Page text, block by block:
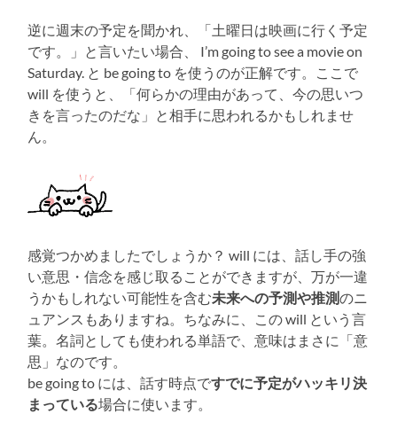
逆に週末の予定を聞かれ、「土曜日は映画に行く予定
です。」と言いたい場合、 I’m going to see a movie on
Saturday. と be going to を使うのが正解です。ここで
will を使うと、「何らかの理由があって、今の思いつ
きを言ったのだな」と相手に思われるかもしれませ
ん。
感覚つかめましたでしょうか？ will には、話し手の強
い意思・信念を感じ取ることができますが、万が一違
うかもしれない可能性を含む未来への予測や推測のニ
ュアンスもありますね。ちなみに、この will という言
葉。名詞としても使われる単語で、意味はまさに「意
思」なのです。
be going to には、話す時点ですでに予定がハッキリ決
まっている場合に使います。